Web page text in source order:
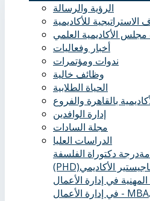
الرؤية والرسالة
الاستراتيجية للأكاديمية
الأكاديمية العلمي
أخبار وفعاليات
ندوات ومؤتمرات
وظائف خالية
الحياة الطلابية
بالقاهرة والفروع
إدارة الوافدين
مجلة السادات
الدراسات العليا
درجة دكتوراة الفلسفة
(PHD)
في إدارة الأعمال - MBA